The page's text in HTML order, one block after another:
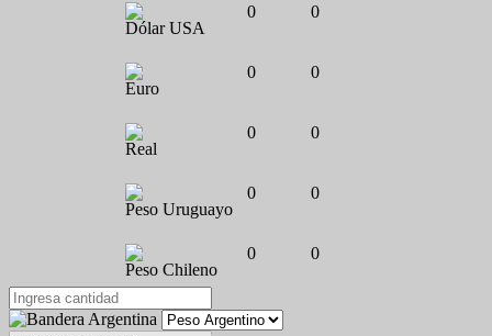
Dólar USA
0 0
Euro
0 0
Real
0 0
Peso Uruguayo
0 0
Peso Chileno
0 0